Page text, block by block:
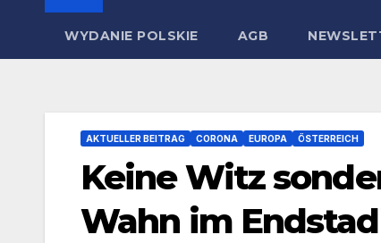
WYDANIE POLSKIE AGB
AKTUELLER BEITRAG CORONA EUROPA ÖSTERREICH
Keine Witz
Wahn im